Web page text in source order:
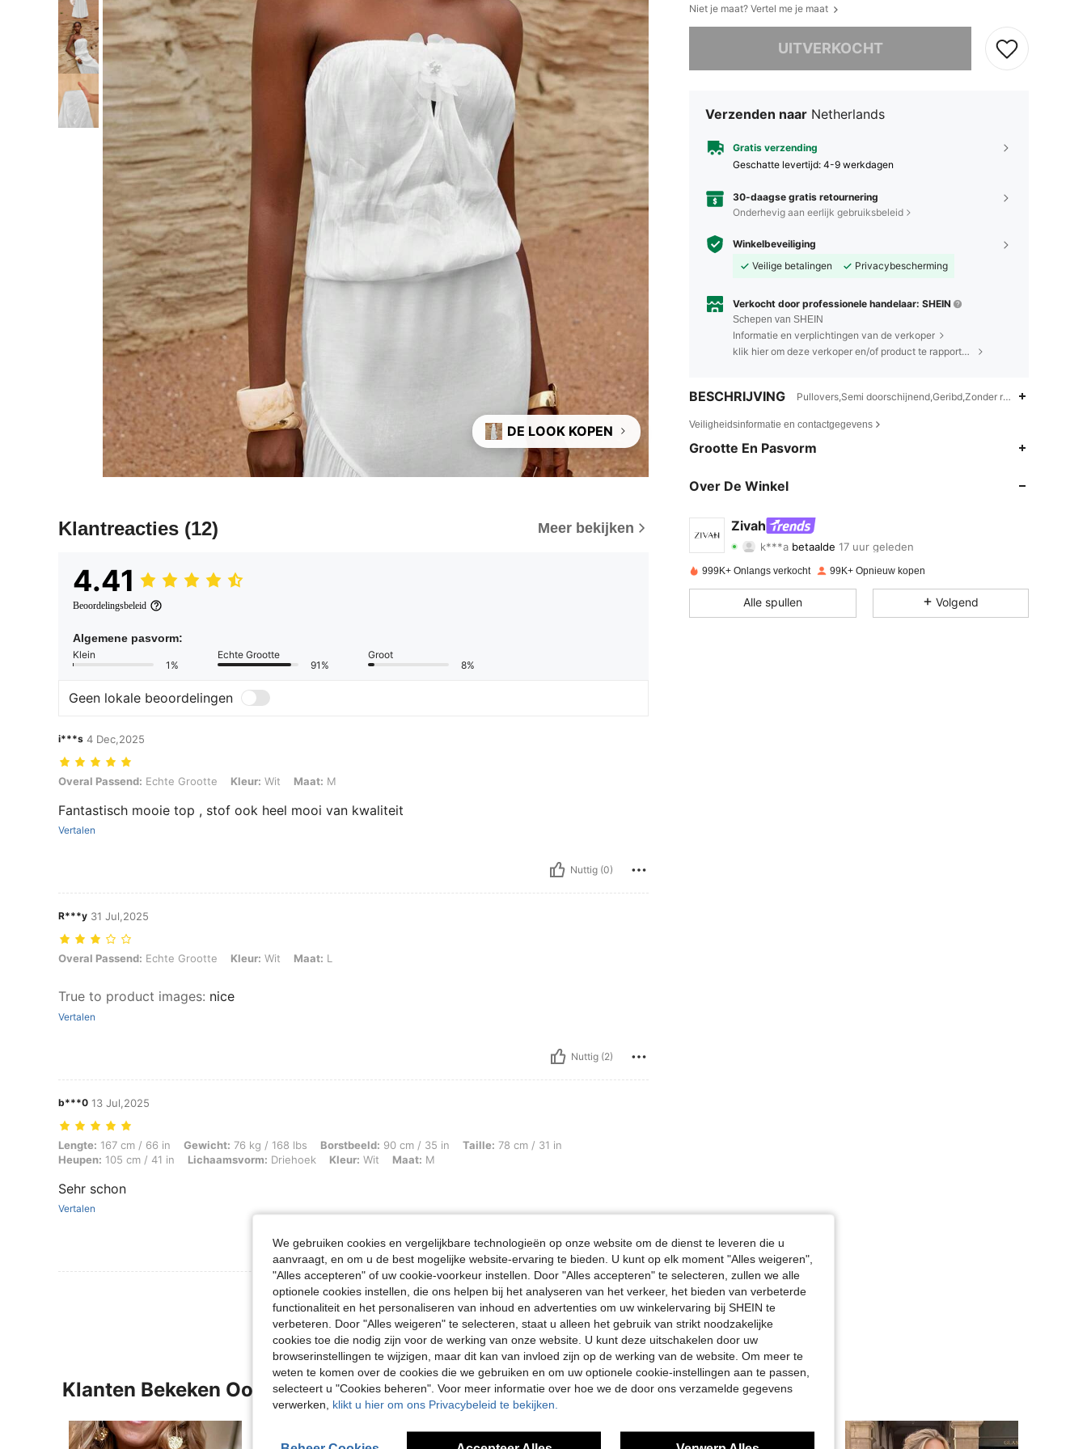
DE LOOK KOPEN
Klantreacties (12) Meer bekijken
4.41
Beoordelingsbeleid
Algemene pasvorm:
Klein
1%
Echte Grootte
91%
Groot
8%
Geen lokale beoordelingen
i***s 4 Dec,2025
Overal Passend: Echte Grootte, Kleur: Wit, Maat: M
Overal Passend: Echte Grootte Kleur: Wit Maat: M
Fantastisch mooie top , stof ook heel mooi van kwaliteit
Vertalen
Nuttig (0)
R***y 31 Jul,2025
Overal Passend: Echte Grootte, Kleur: Wit, Maat: L
Overal Passend: Echte Grootte Kleur: Wit Maat: L
True to product images: nice
Vertalen
Nuttig (2)
b***0 13 Jul,2025
Lengte: 167 cm / 66 in, Gewicht: 76 kg / 168 lbs, Borstbeeld: 90 cm / 35 in, Taille: 78 cm / 31 in, Heupen: 105 cm / 41 in, Lichaamsvorm: Driehoek, Kleur: Wit, Maat: M
Lengte: 167 cm / 66 in Gewicht: 76 kg / 168 lbs Borstbeeld: 90 cm / 35 in Taille: 78 cm / 31 in
Heupen: 105 cm / 41 in Lichaamsvorm: Driehoek Kleur: Wit Maat: M
Sehr schon
Vertalen
Nuttig (0)
Meer Beoordelingen Bekijken
Niet je maat? Vertel me je maat
UITVERKOCHT
Sorry, dit product is uitverkocht.
Verzenden naar Netherlands
Gratis verzending
Geschatte levertijd: 4-9 werkdagen
30-daagse gratis retournering
Onderhevig aan eerlijk gebruiksbeleid
Winkelbeveiliging
Veilige betalingen
Privacybescherming
Verkocht door professionele handelaar: SHEIN
Schepen van SHEIN
Informatie en verplichtingen van de verkoper
klik hier om deze verkoper en/of product te rapporteren.
BESCHRIJVING Pullovers,Semi doorschijnend,Geribd,Zonder rug
Veiligheidsinformatie en contactgegevens
Grootte En Pasvorm
Over De Winkel
Zivah
4.64
k***a betaalde 17 uur geleden
999K+ Onlangs verkocht 99K+ Opnieuw kopen
Alle spullen Volgend
Klanten Bekeken Ook
We gebruiken cookies en vergelijkbare technologieën op onze website om de dienst te leveren die u
aanvraagt, en om u de best mogelijke website-ervaring te bieden. U kunt op elk moment "Alles weigeren",
"Alles accepteren" of uw cookie-voorkeur instellen. Door "Alles accepteren" te selecteren, zullen we alle
optionele cookies instellen, die ons helpen bij het analyseren van het verkeer, het bieden van verbeterde
functionaliteit en het personaliseren van inhoud en advertenties om uw winkelervaring bij SHEIN te
verbeteren. Door "Alles weigeren" te selecteren, staat u alleen het gebruik van strikt noodzakelijke
cookies toe die nodig zijn voor de werking van onze website. U kunt deze uitschakelen door uw
browserinstellingen te wijzigen, maar dit kan van invloed zijn op de werking van de website. Om meer te
weten te komen over de cookies die we gebruiken en om uw optionele cookie-instellingen aan te passen,
selecteert u "Cookies beheren". Voor meer informatie over hoe we de door ons verzamelde gegevens
verwerken, klikt u hier om ons Privacybeleid te bekijken.